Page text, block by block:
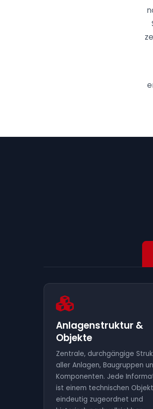
Anlagenstruktur &
Objekte
Zentrale, durchgängige
aller Anlagen, Baugruppen
Komponenten. Jede
ist einem technischen Objekt
eindeutig zugeordnet und